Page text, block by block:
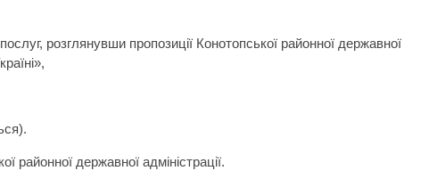
розглянувши пропозиції Конотопської районної державної
районної державної адміністрації.